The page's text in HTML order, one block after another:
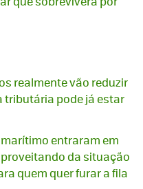
realmente vão reduzir
tributária pode já estar
entraram em
da situação
quem quer furar a fila